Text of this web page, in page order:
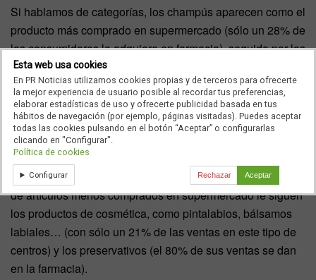
Si hablamos de categorías, los champús aparecen como el
producto más comprado en supermercado (sólo un 28% de
los consumidores lo adquiere en farmacia), seguido por los
productos destinados a tratamientos corporales, tales
como cremas hidratantes, geles o cremas solares (62% de
las compras se efectúa en supermercado) o los productos
de higiene íntima (52% de los consumidores los adquiere
en supermercado). Por el contrario, un 92% de los
consumidores afirma que los productos para bebé los
compra de manera habitual en la farmacia. En este listado
de artículos menos comprados en supermercado le siguen
los productos de cosmética, como pintalabios, bálsamos
labiales… (con sólo un 21% de las ventas en este tipo de
centros) y los preservativos (el 80% de sus ventas se dan
en la farmacia).
Esta web usa cookies
En PR Noticias utilizamos cookies propias y de terceros para ofrecerte
la mejor experiencia de usuario posible al recordar tus preferencias,
elaborar estadísticas de uso y ofrecerte publicidad basada en tus
hábitos de navegación (por ejemplo, páginas visitadas). Puedes aceptar
todas las cookies pulsando en el botón “Aceptar” o configurarlas
clicando en "Configurar".
Política de cookies
Configurar Rechazar Aceptar